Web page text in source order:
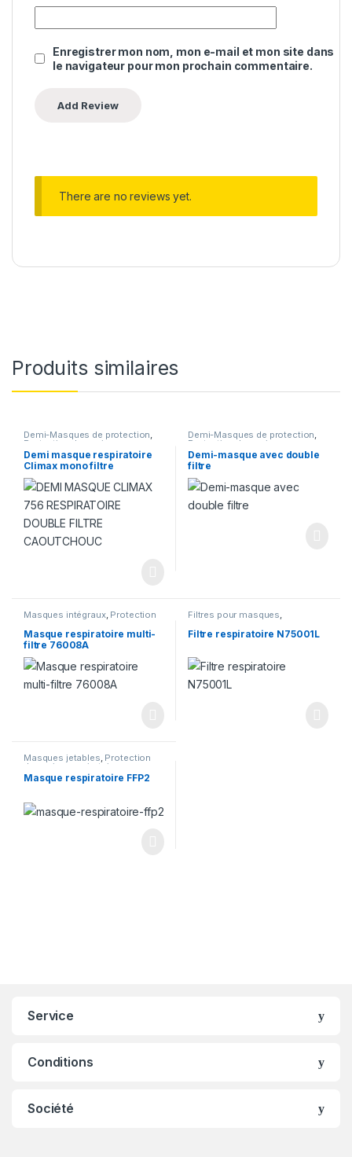
Enregistrer mon nom, mon e-mail et mon site dans
le navigateur pour mon prochain commentaire.
There are no reviews yet.
Produits similaires
Demi-Masques de protection,
Protection des voies
respiratoires
Demi masque respiratoire
Climax mono filtre
Demi-Masques de protection,
Protection des voies
respiratoires
Demi-masque avec double
filtre
Masques intégraux, Protection
des voies respiratoires
Masque respiratoire multi-
filtre 76008A
Filtres pour masques,
Protection des voies
respiratoires
Filtre respiratoire N75001L
Masques jetables, Protection
des voies respiratoires
Masque respiratoire FFP2
Service
Conditions
Société